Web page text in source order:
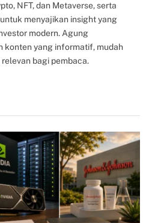
NFT, dan Metaverse, serta
menyajikan insight yang
modern. Agung
konten yang informatif, mudah
relevan bagi pembaca.